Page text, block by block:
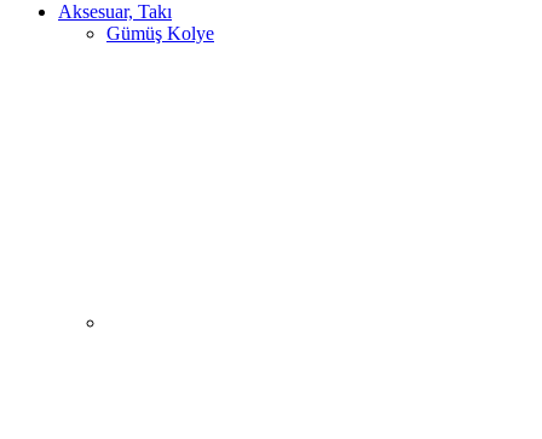
Aksesuar, Takı
Gümüş Kolye